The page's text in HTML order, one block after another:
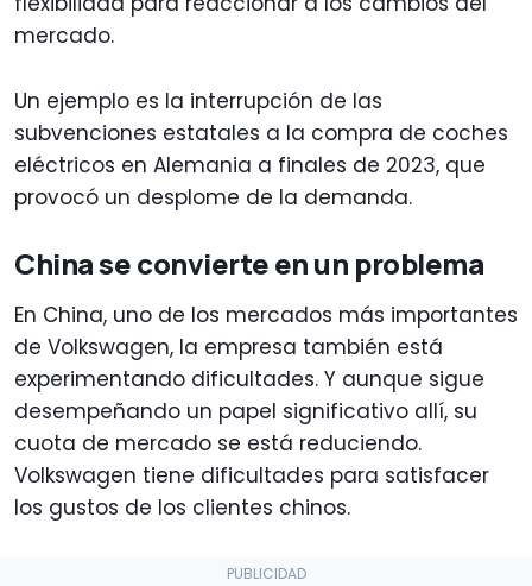
mercado.
Un ejemplo es la interrupción de las
subvenciones estatales a la compra de coches
eléctricos en Alemania a finales de 2023, que
provocó un desplome de la demanda.
China se convierte en un problema
En China, uno de los mercados más importantes
de Volkswagen, la empresa también está
experimentando dificultades. Y aunque sigue
desempeñando un papel significativo allí, su
cuota de mercado se está reduciendo.
Volkswagen tiene dificultades para satisfacer
los gustos de los clientes chinos.